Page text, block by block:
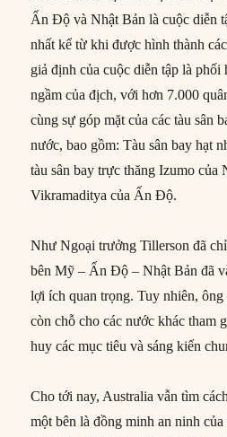
Ấn Độ và Nhật Bản là cuộc diễn
nhất kể từ khi được hình thành
giả định của cuộc diễn tập là phối
ngầm của địch, với hơn 7.000
cùng sự góp mặt của các tàu sân
nước, bao gồm: Tàu sân bay hạt
tàu sân bay trực thăng Izumo của
Vikramaditya của Ấn Độ.
Như Ngoại trưởng Tillerson đã
bên Mỹ – Ấn Độ – Nhật Bản đã
lợi ích quan trọng. Tuy nhiên, ông
còn chỗ cho các nước khác tham
huy các mục tiêu và sáng kiến
Cho tới nay, Australia vẫn tìm
một bên là đồng minh an ninh